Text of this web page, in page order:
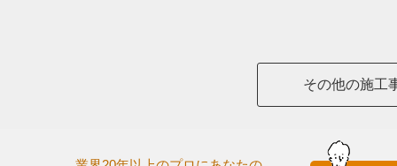
その他の施工